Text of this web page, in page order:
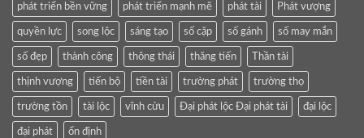
phát triển bền vững phát triển mạnh mẽ phát tài Phát vượng
quyền lực song lộc sáng tạo số cặp số gánh số may mắn
số đẹp thành công thông thái thăng tiến Thần tài
thịnh vượng tiến bộ tiền tài trường phát trường thọ
trường tồn tài lộc vĩnh cửu Đại phát lộc Đại phát tài đại lộc
đại phát ổn định